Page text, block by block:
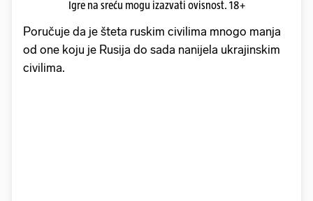
Igre na sreću mogu izazvati ovisnost. 18+
Poručuje da je šteta ruskim civilima mnogo manja
od one koju je Rusija do sada nanijela ukrajinskim
civilima.